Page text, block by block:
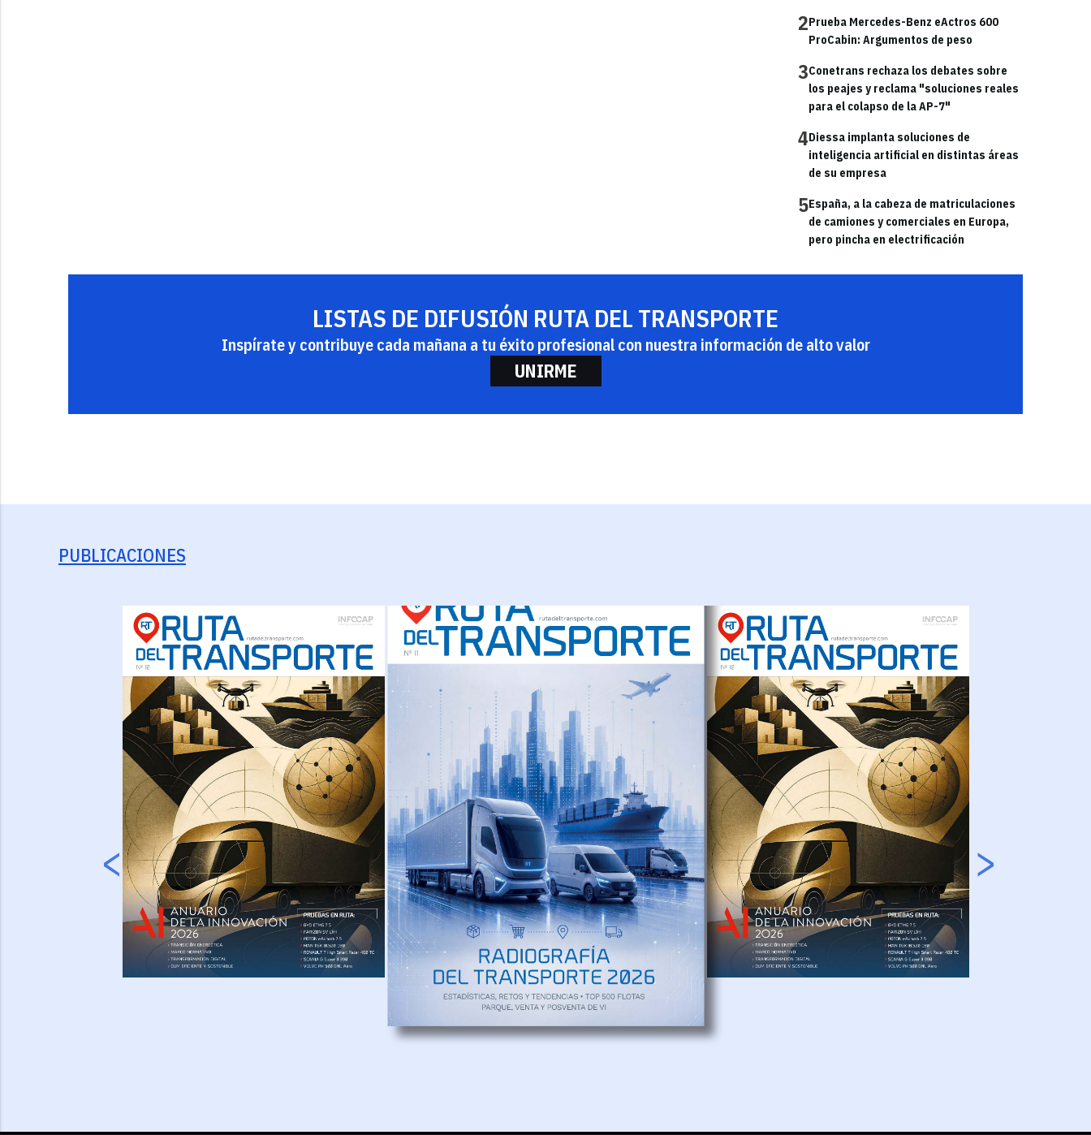
2Prueba Mercedes-Benz eActros 600
ProCabin: Argumentos de peso
3Conetrans rechaza los debates sobre
los peajes y reclama "soluciones reales
para el colapso de la AP-7"
4Diessa implanta soluciones de
inteligencia artificial en distintas áreas
de su empresa
5España, a la cabeza de matriculaciones
de camiones y comerciales en Europa,
pero pincha en electrificación
LISTAS DE DIFUSIÓN RUTA DEL TRANSPORTE
Inspírate y contribuye cada mañana a tu éxito profesional con nuestra información de alto valor
UNIRME
PUBLICACIONES